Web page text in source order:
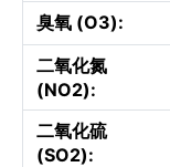
臭氧 (O3):
二氧化氮
(NO2):
二氧化硫
(SO2):